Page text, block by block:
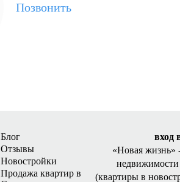
парковка, что создает
независимых блока и
сдавать их разным
Позвонить
Блог
Отзывы
Новостройки
Продажа квартир в
вход
«Новая жизнь»
(квартиры в